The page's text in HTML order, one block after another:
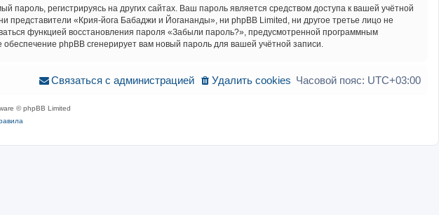
регистрируясь на других сайтах. Ваш пароль является средством доступа к вашей учётной
представители «Крия-йога Бабаджи и Йогананды», ни phpBB Limited, ни другое третье лицо не
функцией восстановления пароля «Забыли пароль?», предусмотренной программным
phpBB сгенерирует вам новый пароль для вашей учётной записи.
Часовой пояс: UTC+03:00
Удалить cookies
Связаться с администрацией
© phpBB Limited